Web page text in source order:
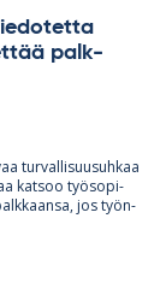
palk­
tur­val­li­suusuh­kaa
kat­soo työ­so­pi­
jos työn­